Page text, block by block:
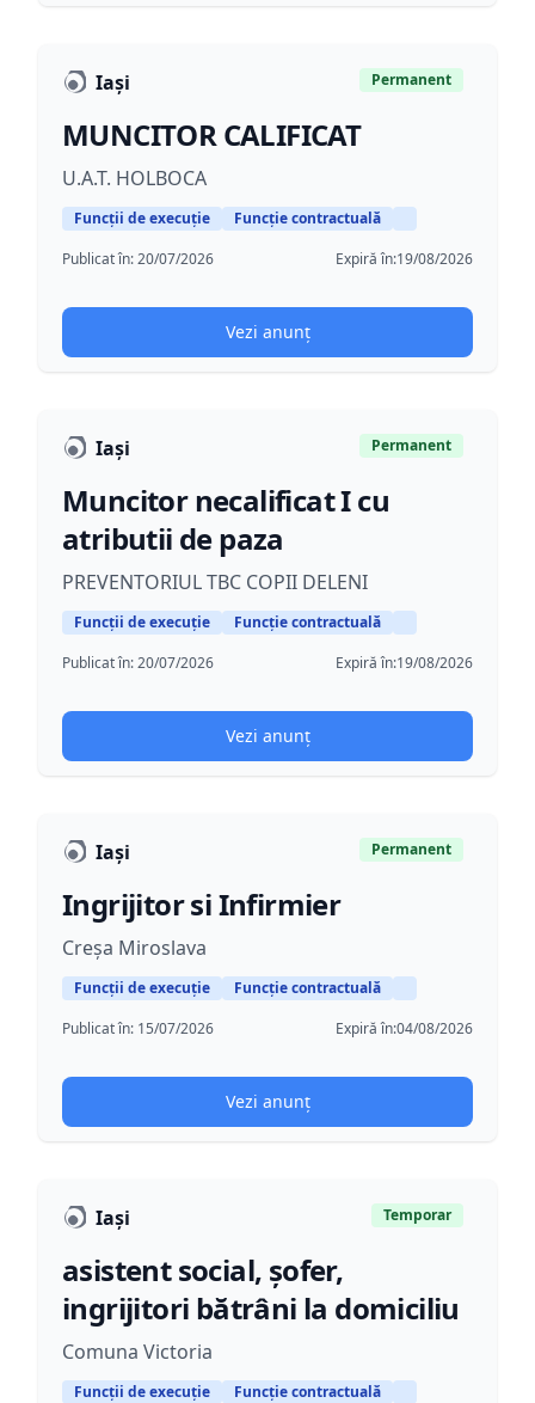
Iași Permanent
MUNCITOR CALIFICAT
U.A.T. HOLBOCA
Funcții de execuție
Funcție contractuală
Publicat în:20/07/2026 Expiră în:19/08/2026
Vezi anunț
Iași Permanent
Muncitor necalificat I cu
atributii de paza
PREVENTORIUL TBC COPII DELENI
Funcții de execuție
Funcție contractuală
Publicat în:20/07/2026 Expiră în:19/08/2026
Vezi anunț
Iași Permanent
Ingrijitor si Infirmier
Creșa Miroslava
Funcții de execuție
Funcție contractuală
Publicat în: 15/07/2026 Expiră în:04/08/2026
Vezi anunț
Iași Temporar
asistent social, șofer,
ingrijitori bătrâni la domiciliu
Comuna Victoria
Funcții de execuție
Funcție contractuală